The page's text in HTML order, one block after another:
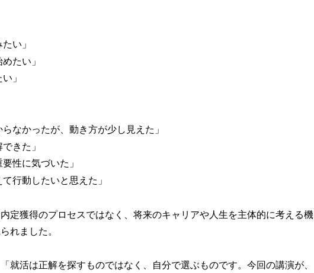
い」
たい」
」
なかったが、動き方が少し見えた」
きた」
性に気づいた」
行動したいと思えた」
定獲得のプロセスではなく、将来のキャリアや人生を主体的に考える機
れました。
就活は正解を探すものではなく、自分で選ぶものです。今回の講演が、